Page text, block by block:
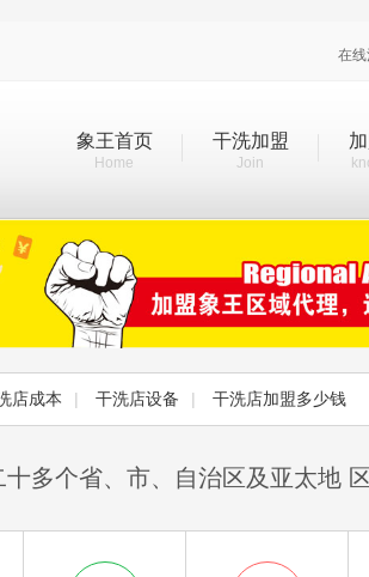
在线
象王首页
Home
干洗加盟
Join
店成本 | 干洗店设备 | 干洗店加盟多少钱
多个省、市、自治区及亚太地